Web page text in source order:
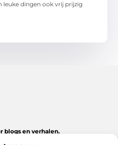
dingen ook vrij prijzig
blogs en verhalen.